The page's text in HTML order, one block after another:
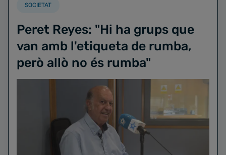
SOCIETAT
Peret Reyes: "Hi ha grups que
van amb l'etiqueta de rumba,
però allò no és rumba"